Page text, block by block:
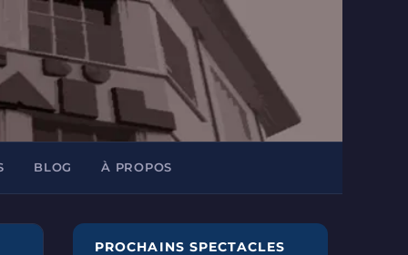
BLOG À PROPOS
PROCHAINS SPECTACLES